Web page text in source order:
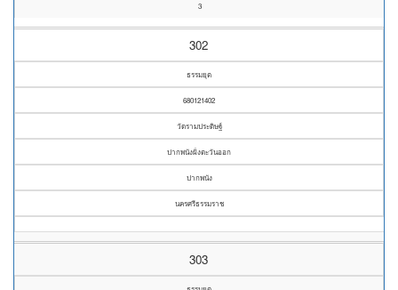
3
302
ธรรมยุต
680121402
วัดรามประดิษฐ์
ปากพนังฝั่งตะวันออก
ปากพนัง
นครศรีธรรมราช
303